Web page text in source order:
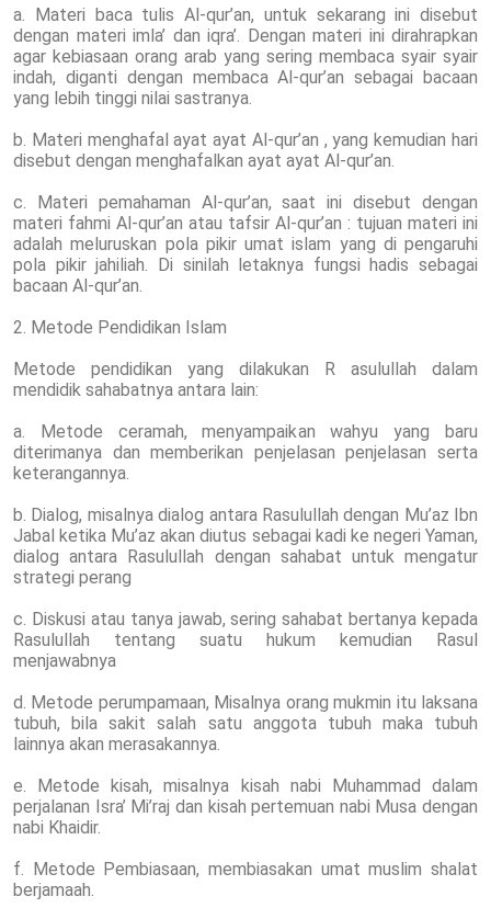
a. Materi baca tulis Al-qur’an, untuk sekarang ini disebut
dengan materi imla’ dan iqra’. Dengan materi ini dirahrapkan
agar kebiasaan orang arab yang sering membaca syair syair
indah, diganti dengan membaca Al-qur’an sebagai bacaan
yang lebih tinggi nilai sastranya.
b. Materi menghafal ayat ayat Al-qur’an , yang kemudian hari
disebut dengan menghafalkan ayat ayat Al-qur’an.
c. Materi pemahaman Al-qur’an, saat ini disebut dengan
materi fahmi Al-qur’an atau tafsir Al-qur’an : tujuan materi ini
adalah meluruskan pola pikir umat islam yang di pengaruhi
pola pikir jahiliah. Di sinilah letaknya fungsi hadis sebagai
bacaan Al-qur’an.
2. Metode Pendidikan Islam
Metode pendidikan yang dilakukan R asulullah dalam
mendidik sahabatnya antara lain:
a. Metode ceramah, menyampaikan wahyu yang baru
diterimanya dan memberikan penjelasan penjelasan serta
keterangannya.
b. Dialog, misalnya dialog antara Rasulullah dengan Mu’az Ibn
Jabal ketika Mu’az akan diutus sebagai kadi ke negeri Yaman,
dialog antara Rasulullah dengan sahabat untuk mengatur
strategi perang
c. Diskusi atau tanya jawab, sering sahabat bertanya kepada
Rasulullah tentang suatu hukum kemudian Rasul
menjawabnya
d. Metode perumpamaan, Misalnya orang mukmin itu laksana
tubuh, bila sakit salah satu anggota tubuh maka tubuh
lainnya akan merasakannya.
e. Metode kisah, misalnya kisah nabi Muhammad dalam
perjalanan Isra’ Mi’raj dan kisah pertemuan nabi Musa dengan
nabi Khaidir.
f. Metode Pembiasaan, membiasakan umat muslim shalat
berjamaah.